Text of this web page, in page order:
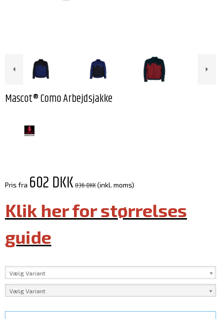
Mascot® Como Arbejdsjakke
Pris fra 602 DKK836 DKK(inkl. moms)
Klik her for størrelses
guide
Vælg Variant
Vælg Variant